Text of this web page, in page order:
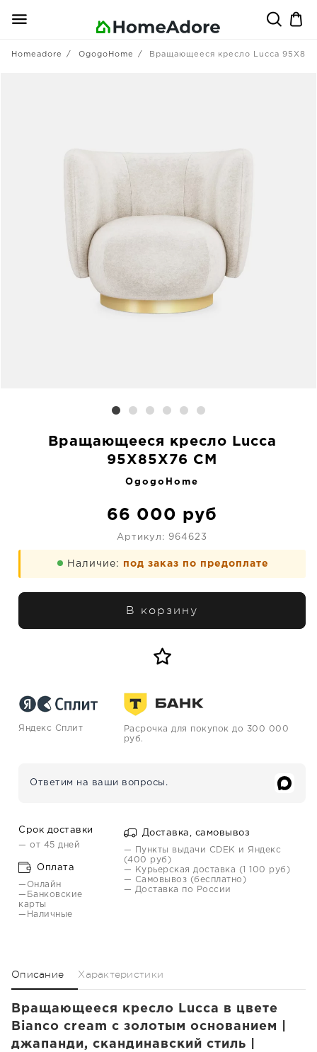
Homeadore OgogoHome Вращающееся кресло Lucca
Вращающееся кресло Lucca
95X85X76 CM
OgogoHome
66 000 руб
Артикул: 964623
Наличие: под заказ по предоплате
В корзину
Яндекс Сплит
Расрочка для покупок до 300 000
руб.
Ответим на ваши вопросы.
Срок доставки
— от 45 дней
Оплата
—Онлайн
—Банковские
карты
—Наличные
Доставка, самовывоз
— Пункты выдачи CDEK и Яндекс
(400 руб)
— Курьерская доставка (1 100 руб)
— Самовывоз (бесплатно)
— Доставка по России
Описание Характеристики
Вращающееся кресло Lucca в цвете
Bianco cream с золотым основанием |
джапанди, скандинавский стиль |